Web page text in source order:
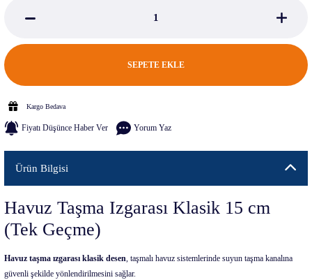
SEPETE EKLE
Kargo Bedava
Fiyatı Düşünce Haber Ver Yorum Yaz
Ürün Bilgisi
Havuz Taşma Izgarası Klasik 15 cm
(Tek Geçme)
Havuz taşma ızgarası klasik desen, taşmalı havuz sistemlerinde suyun taşma kanalına
güvenli şekilde yönlendirilmesini sağlar.